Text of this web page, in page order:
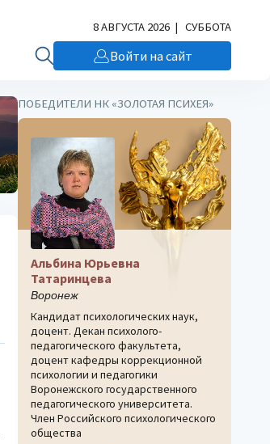
8 АВГУСТА 2026 | СУББОТА
Войти на сайт
ПОБЕДИТЕЛИ НК «ЗОЛОТАЯ ПСИХЕЯ»
Альбина Юрьевна
Татаринцева
Воронеж
Кандидат психологических наук,
доцент. Декан психолого-
педагогического факультета,
доцент кафедры коррекционной
психологии и педагогики
Воронежского государственного
педагогического университета.
Член Российского психологического
общества